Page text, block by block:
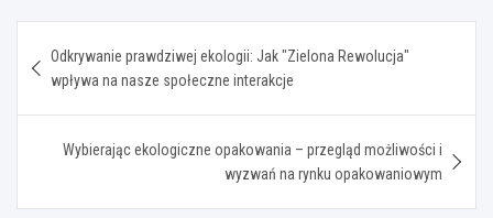
wpisu
Odkrywanie prawdziwej ekologii: Jak "Zielona Rewolucja"
wpływa na nasze społeczne interakcje
Wybierając ekologiczne opakowania – przegląd możliwości i
wyzwań na rynku opakowaniowym